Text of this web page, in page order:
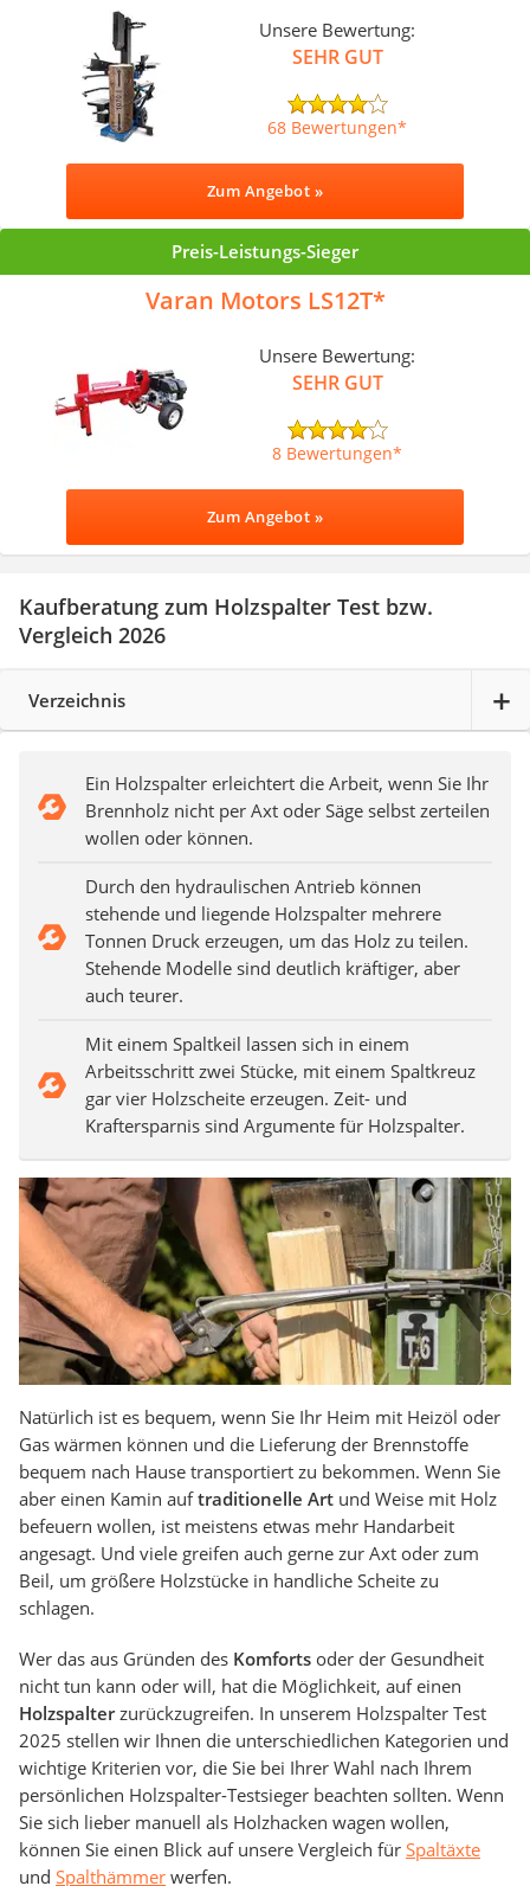
Unsere Bewertung:
SEHR GUT
68 Bewertungen
Zum Angebot »
Preis-Leistungs-Sieger
Varan Motors LS12T
Unsere Bewertung:
SEHR GUT
8 Bewertungen
Zum Angebot »
Kaufberatung zum Holzspalter Test bzw.
Vergleich 2026
Verzeichnis
Ein Holzspalter erleichtert die Arbeit, wenn Sie Ihr
Brennholz nicht per Axt oder Säge selbst zerteilen
wollen oder können.
Durch den hydraulischen Antrieb können
stehende und liegende Holzspalter mehrere
Tonnen Druck erzeugen, um das Holz zu teilen.
Stehende Modelle sind deutlich kräftiger, aber
auch teurer.
Mit einem Spaltkeil lassen sich in einem
Arbeitsschritt zwei Stücke, mit einem Spaltkreuz
gar vier Holzscheite erzeugen. Zeit- und
Kraftersparnis sind Argumente für Holzspalter.
Natürlich ist es bequem, wenn Sie Ihr Heim mit Heizöl oder
Gas wärmen können und die Lieferung der Brennstoffe
bequem nach Hause transportiert zu bekommen. Wenn Sie
aber einen Kamin auftraditionelle Art und Weise mit Holz
befeuern wollen, ist meistens etwas mehr Handarbeit
angesagt. Und viele greifen auch gerne zur Axt oder zum
Beil, um größere Holzstücke in handliche Scheite zu
schlagen.
Wer das aus Gründen des Komforts oder der Gesundheit
nicht tun kann oder will, hat die Möglichkeit, auf einen
Holzspalterzurückzugreifen. In unserem Holzspalter Test
2025 stellen wir Ihnen die unterschiedlichen Kategorien und
wichtige Kriterien vor, die Sie bei Ihrer Wahl nach Ihrem
persönlichen Holzspalter-Testsieger beachten sollten. Wenn
Sie sich lieber manuell als Holzhacken wagen wollen,
können Sie einen Blick auf unsere Vergleich für Spaltäxte
und Spalthämmer werfen.